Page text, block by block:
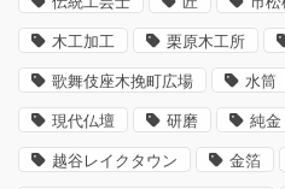
木工加工 栗原木工所
歌舞伎座木挽町広場 水筒
現代仏壇 研磨 純金
越谷レイクタウン 金箔